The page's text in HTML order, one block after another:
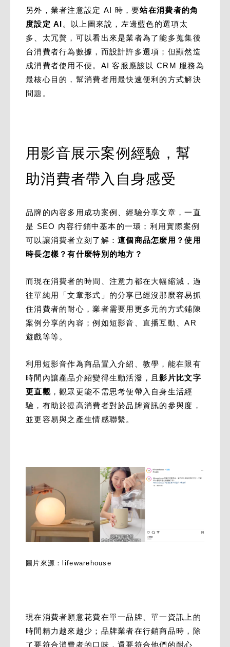
另外，業者注意設定 AI 時，要站在消費者的角
度設定 AI 。以上圖來說，左邊藍色的選項太
多、太冗贅，可以看出來是業者為了能多蒐集後
台消費者行為數據，而設計許多選項；但顯然造
成消費者使用不便。AI 客服應該以 CRM 服務為
最核心目的，幫消費者用最快速便利的方式解決
問題。
用影音展示案例經驗，幫
助消費者帶入自身感受
品牌的內容多用成功案例、經驗分享文章，一直
是 SEO 內容行銷中基本的一環；利用實際案例
可以讓消費者立刻了解：這個商品怎麼用？使用
時長怎樣？有什麼特別的地方？
而現在消費者的時間、注意力都在大幅縮減，過
往單純用「文章形式」的分享已經沒那麼容易抓
住消費者的耐心，業者需要用更多元的方式鋪陳
案例分享的內容；例如短影音、直播互動、AR
遊戲等等。
利用短影音作為商品置入介紹、教學，能在限有
時間內讓產品介紹變得生動活潑，且影片比文字
更直觀，觀眾更能不需思考便帶入自身生活經
驗，有助於提高消費者對於品牌資訊的參與度，
並更容易與之產生情感聯繫。
圖片來源：lifewarehouse
現在消費者願意花費在單一品牌、單一資訊上的
時間精力越來越少；品牌業者在行銷商品時，除
了要符合消費者的口味，還要符合他們的耐心、